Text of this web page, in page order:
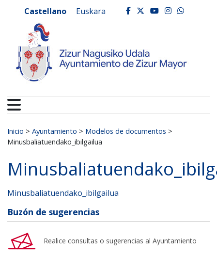
Ayuntamiento de
Castellano Euskara facebook
twitter
youtube
Buscar:
Inicio > Ayuntamiento > Modelos de documentos >
Minusbaliatuendako_ibilgailua
Minusbaliatuendako_ibilgailua
Buzón de sugerencias
Realice consultas o sugerencias al Ayuntamiento